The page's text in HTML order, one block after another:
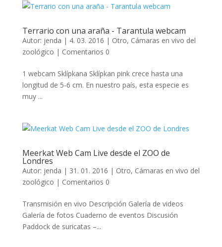
Terrario con una araña - Tarantula webcam
Autor: jenda | 4. 03. 2016 | Otro, Cámaras en vivo del
zoológico | Comentarios 0
1 webcam Sklípkana Sklípkan pink crece hasta una
longitud de 5-6 cm. En nuestro país, esta especie es
muy ...
Meerkat Web Cam Live desde el ZOO de
Londres
Autor: jenda | 31. 01. 2016 | Otro, Cámaras en vivo del
zoológico | Comentarios 0
Transmisión en vivo Descripción Galería de videos
Galería de fotos Cuaderno de eventos Discusión
Paddock de suricatas –...